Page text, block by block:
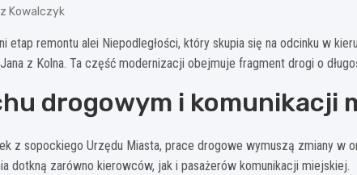
Kowalczyk
etap remontu alei Niepodległości, który skupia się na odcinku w
z Kolna. Ta część modernizacji obejmuje fragment drogi o
drogowym i komunikacji
z sopockiego Urzędu Miasta, prace drogowe wymuszą zmiany w
dotkną zarówno kierowców, jak i pasażerów komunikacji miejskiej.